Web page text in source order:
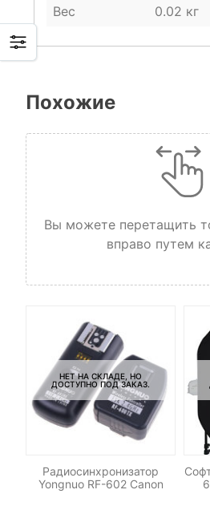
Вес 0.02 кг
Похожие
Вы можете перетащить
вправо путем
НЕТ НА СКЛАДЕ, НО
ДОСТУПНО ПОД ЗАКАЗ.
Радиосинхронизатор
Yongnuo RF-602 Canon